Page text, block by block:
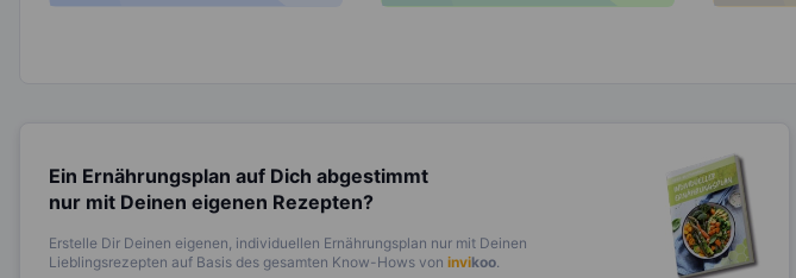
Ein Ernährungsplan auf Dich abgestimmt
nur mit Deinen eigenen Rezepten?
Erstelle Dir Deinen eigenen, individuellen Ernährungsplan nur mit Deinen
Lieblingsrezepten auf Basis des gesamten Know-Hows von invikoo.